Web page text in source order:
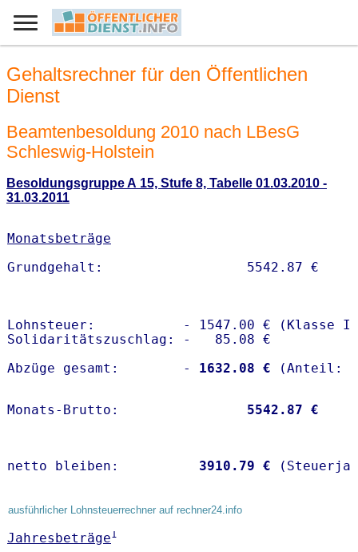
Gehaltsrechner für den Öffentlichen
Dienst
Beamtenbesoldung 2010 nach LBesG
Schleswig-Holstein
Besoldungsgruppe A 15, Stufe 8, Tabelle 01.03.2010 -
31.03.2011
Monatsbeträge
Lohnsteuer:           - 1547.00 € (Klasse I)
Solidaritätszuschlag: -   85.08 €
Abzüge gesamt:        -
1632.08 €
Monats-Brutto: 5542.87 €
netto bleiben: 3910.79 €
ausführlicher Lohnsteuerrechner auf rechner24.info
Jahresbeträge1